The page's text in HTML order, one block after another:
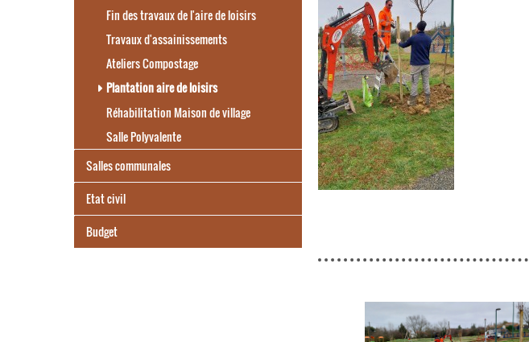
Fin des travaux de l'aire de loisirs
Travaux d'assainissements
Ateliers Compostage
Plantation aire de loisirs
Réhabilitation Maison de village
Salle Polyvalente
Salles communales
Etat civil
Budget